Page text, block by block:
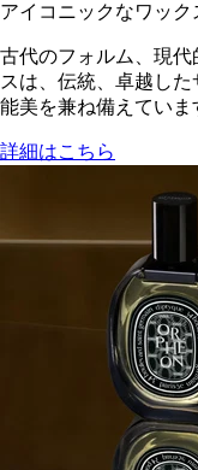
アイコニックなワック
古代のフォルム、現
スは、伝統、卓越し
能美を兼ね備えていま
詳細はこちら